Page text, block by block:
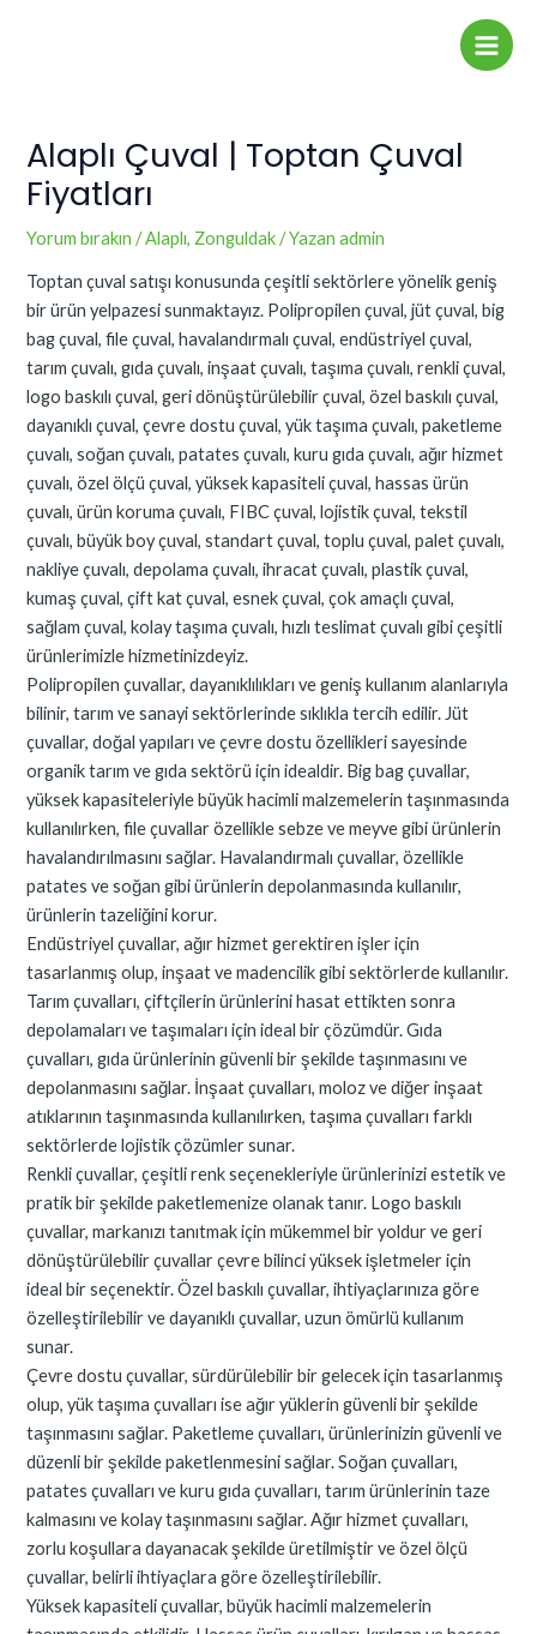
Main
Alaplı Çuval | Toptan Çuval
Fiyatları
Yorum bırakın /Alaplı, Zonguldak/ Yazan admin
Toptan çuval satışı konusunda çeşitli sektörlere yönelik geniş
bir ürün yelpazesi sunmaktayız. Polipropilen çuval, jüt çuval, big
bag çuval, file çuval, havalandırmalı çuval, endüstriyel çuval,
tarım çuvalı, gıda çuvalı, inşaat çuvalı, taşıma çuvalı, renkli çuval,
logo baskılı çuval, geri dönüştürülebilir çuval, özel baskılı çuval,
dayanıklı çuval, çevre dostu çuval, yük taşıma çuvalı, paketleme
çuvalı, soğan çuvalı, patates çuvalı, kuru gıda çuvalı, ağır hizmet
çuvalı, özel ölçü çuval, yüksek kapasiteli çuval, hassas ürün
çuvalı, ürün koruma çuvalı, FIBC çuval, lojistik çuval, tekstil
çuvalı, büyük boy çuval, standart çuval, toplu çuval, palet çuvalı,
nakliye çuvalı, depolama çuvalı, ihracat çuvalı, plastik çuval,
kumaş çuval, çift kat çuval, esnek çuval, çok amaçlı çuval,
sağlam çuval, kolay taşıma çuvalı, hızlı teslimat çuvalı gibi çeşitli
ürünlerimizle hizmetinizdeyiz.
Polipropilen çuvallar, dayanıklılıkları ve geniş kullanım alanlarıyla
bilinir, tarım ve sanayi sektörlerinde sıklıkla tercih edilir. Jüt
çuvallar, doğal yapıları ve çevre dostu özellikleri sayesinde
organik tarım ve gıda sektörü için idealdir. Big bag çuvallar,
yüksek kapasiteleriyle büyük hacimli malzemelerin taşınmasında
kullanılırken, file çuvallar özellikle sebze ve meyve gibi ürünlerin
havalandırılmasını sağlar. Havalandırmalı çuvallar, özellikle
patates ve soğan gibi ürünlerin depolanmasında kullanılır,
ürünlerin tazeliğini korur.
Endüstriyel çuvallar, ağır hizmet gerektiren işler için
tasarlanmış olup, inşaat ve madencilik gibi sektörlerde kullanılır.
Tarım çuvalları, çiftçilerin ürünlerini hasat ettikten sonra
depolamaları ve taşımaları için ideal bir çözümdür. Gıda
çuvalları, gıda ürünlerinin güvenli bir şekilde taşınmasını ve
depolanmasını sağlar. İnşaat çuvalları, moloz ve diğer inşaat
atıklarının taşınmasında kullanılırken, taşıma çuvalları farklı
sektörlerde lojistik çözümler sunar.
Renkli çuvallar, çeşitli renk seçenekleriyle ürünlerinizi estetik ve
pratik bir şekilde paketlemenize olanak tanır. Logo baskılı
çuvallar, markanızı tanıtmak için mükemmel bir yoldur ve geri
dönüştürülebilir çuvallar çevre bilinci yüksek işletmeler için
ideal bir seçenektir. Özel baskılı çuvallar, ihtiyaçlarınıza göre
özelleştirilebilir ve dayanıklı çuvallar, uzun ömürlü kullanım
sunar.
Çevre dostu çuvallar, sürdürülebilir bir gelecek için tasarlanmış
olup, yük taşıma çuvalları ise ağır yüklerin güvenli bir şekilde
taşınmasını sağlar. Paketleme çuvalları, ürünlerinizin güvenli ve
düzenli bir şekilde paketlenmesini sağlar. Soğan çuvalları,
patates çuvalları ve kuru gıda çuvalları, tarım ürünlerinin taze
kalmasını ve kolay taşınmasını sağlar. Ağır hizmet çuvalları,
zorlu koşullara dayanacak şekilde üretilmiştir ve özel ölçü
çuvallar, belirli ihtiyaçlara göre özelleştirilebilir.
Yüksek kapasiteli çuvallar, büyük hacimli malzemelerin